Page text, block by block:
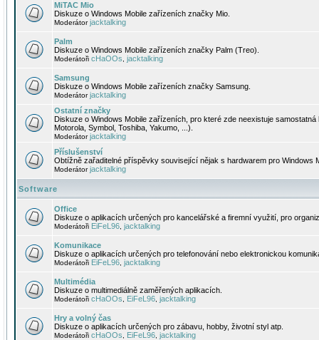
MiTAC Mio
Diskuze o Windows Mobile zařízeních značky Mio.
Moderátorjacktalking
Palm
Diskuze o Windows Mobile zařízeních značky Palm (Treo).
Moderátoři cHaOOs jacktalking
Samsung
Diskuze o Windows Mobile zařízeních značky Samsung.
Moderátorjacktalking
Ostatní značky
Diskuze o Windows Mobile zařízeních, pro které zde neexistuje
Motorola, Symbol, Toshiba, Yakumo, ...).
Moderátorjacktalking
Příslušenství
Obtížně zařaditelné příspěvky související nějak s hardwarem pro Windows
Moderátorjacktalking
Software
Office
Diskuze o aplikacích určených pro kancelářské a firemní využití, pro
Moderátoři EiFeL96 jacktalking
Komunikace
Diskuze o aplikacích určených pro telefonování nebo elektronickou
Moderátoři EiFeL96 jacktalking
Multimédia
Diskuze o multimediálně zaměřených aplikacích.
Moderátoři cHaOOs EiFeL96 jacktalking
Hry a volný čas
Diskuze o aplikacích určených pro zábavu, hobby, životní styl atp.
Moderátoři cHaOOs EiFeL96 jacktalking